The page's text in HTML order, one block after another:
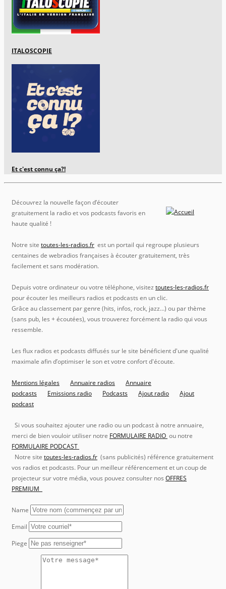
ITALOSCOPIE
Et c'est connu ça?!
Découvrez la nouvelle façon d’écouter
gratuitement la radio et vos podcasts favoris en
haute qualité !
Notre site toutes-les-radios.fr est un portail qui regroupe plusieurs
centaines de webradios françaises à écouter gratuitement, très
facilement et sans modération.
Depuis votre ordinateur ou votre téléphone, visitez toutes-les-radios.fr
pour écouter les meilleurs radios et podcasts en un clic.
Grâce au classement par genre (hits, infos, rock, jazz…) ou par thème
(sans pub, les + écoutées), vous trouverez forcément la radio qui vous
ressemble.
Les flux radios et podcasts diffusés sur le site bénéficient d'une qualité
maximale afin d’optimiser le son et votre confort d'écoute.
Mentions légales Annuaire radios
Annuaire
podcasts
Emissions radio Podcasts Ajout radio
Ajout
podcast
Si vous souhaitez ajouter une radio ou un podcast à notre annuaire,
merci de bien vouloir utiliser notre FORMULAIRE RADIO ou notre
FORMULAIRE PODCAST
Notre site toutes-les-radios.fr (sans publicités) référence gratuitement
vos radios et podcasts. Pour un meilleur référencement et un coup de
projecteur sur votre média, vous pouvez consulter nos OFFRES
PREMIUM
Name
Email
Piege